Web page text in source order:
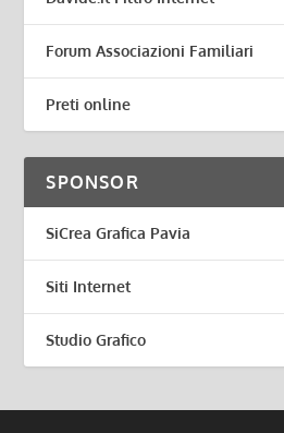
Forum Associazioni Familiari
Preti online
SPONSOR
SiCrea Grafica Pavia
Siti Internet
Studio Grafico